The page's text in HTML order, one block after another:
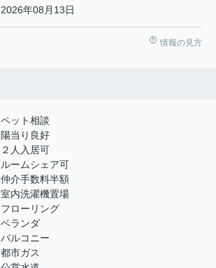
2026年08月13日
情報の見方
ペット相談
陽当り良好
２人入居可
ルームシェア可
仲介手数料半額
室内洗濯機置場
フローリング
ベランダ
バルコニー
都市ガス